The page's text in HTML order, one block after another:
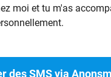
moi et tu m'as
des SMS via